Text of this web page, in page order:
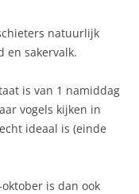
natuurlijk
en sakervalk.
is van 1 namiddag
vogels kijken in
ideaal is (einde
is dan ook